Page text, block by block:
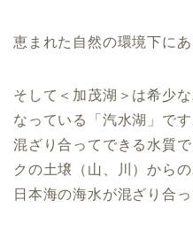
恵まれた自然の環境下にあ
そして＜加茂湖＞は希少
なっている「汽水湖」で
混ざり合ってできる水質
クの土壌（山、川）から
日本海の海水が混ざり合